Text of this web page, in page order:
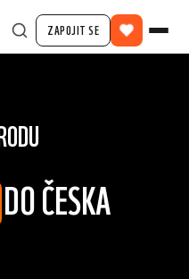
ZAPOJIT SE
DO ČESKA